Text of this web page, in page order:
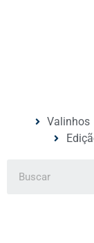
Valinhos